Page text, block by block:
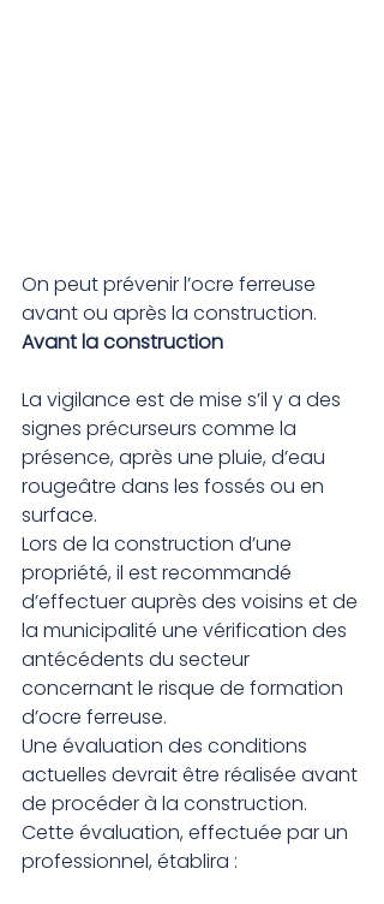
On peut prévenir l’ocre ferreuse
avant ou après la construction.
Avant la construction
La vigilance est de mise s’il y a des
signes précurseurs comme la
présence, après une pluie, d’eau
rougeâtre dans les fossés ou en
surface.
Lors de la construction d’une
propriété, il est recommandé
d’effectuer auprès des voisins et de
la municipalité une vérification des
antécédents du secteur
concernant le risque de formation
d’ocre ferreuse.
Une évaluation des conditions
actuelles devrait être réalisée avant
de procéder à la construction.
Cette évaluation, effectuée par un
professionnel, établira :